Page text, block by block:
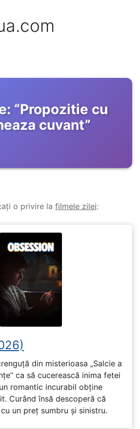
“Propozitie cu
cuvant”
o privire la filmele zilei:
din misterioasa „Salcie a
ca să cucerească inima fetei
romantic incurabil obține
Curând însă descoperă că
un preț sumbru și sinistru.